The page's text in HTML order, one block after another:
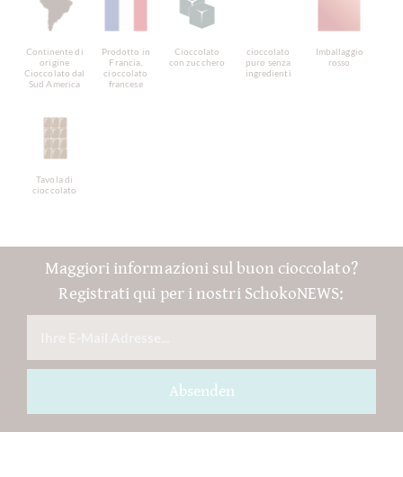
Continente di
origine
Cioccolato dal
Sud America
Prodotto in
Francia,
cioccolato
francese
Cioccolato
con zucchero
cioccolato
puro senza
ingredienti
Imballaggio
rosso
Tavola di
cioccolato
Maggiori informazioni sul buon cioccolato?
Registrati qui per i nostri SchokoNEWS:
Absenden